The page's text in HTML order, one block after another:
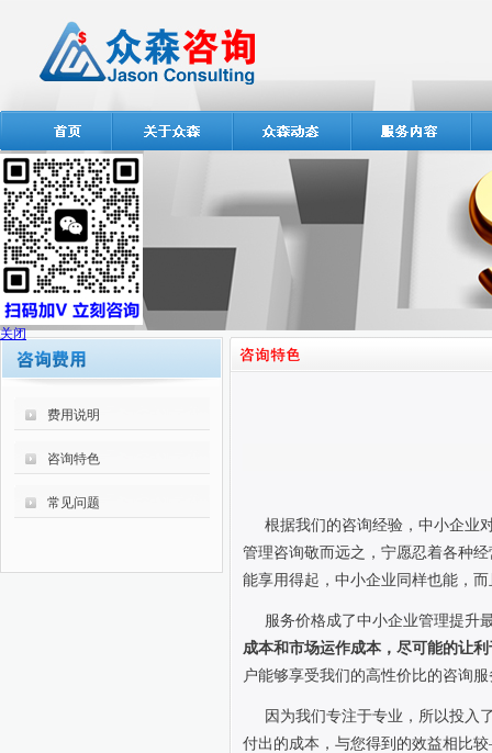
费用说明
咨询特色
常见问题
根据我们的咨询经验，中小企业
管理咨询敬而远之，宁愿忍着各种
能享用得起，中小企业同样也能，
服务价格成了中小企业管理提升
成本和市场运作成本，尽可能的让
户能够享受我们的高性价比的咨询
因为我们专注于专业，所以投入
付出的成本，与您得到的效益相比
关闭